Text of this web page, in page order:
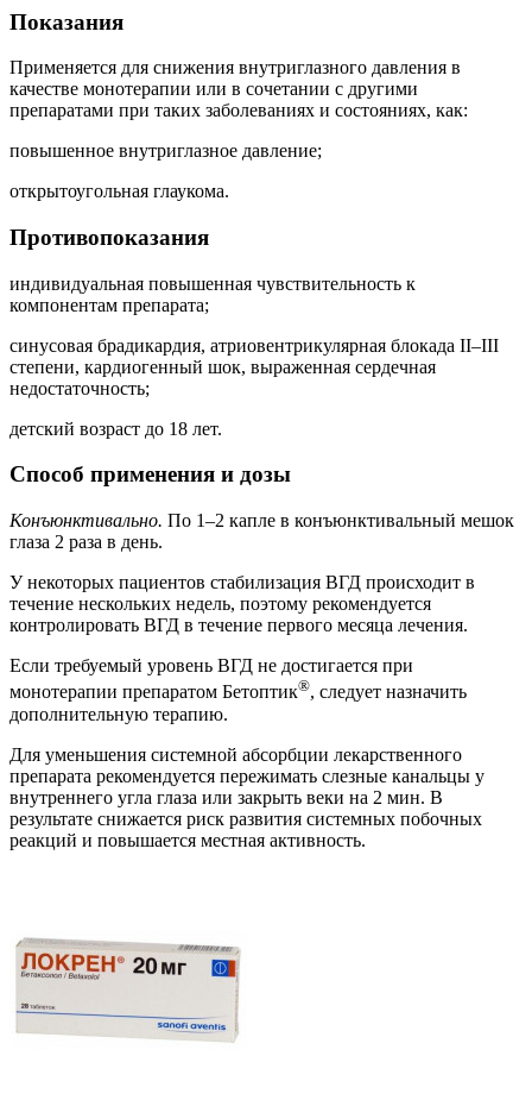
Показания
Применяется для снижения внутриглазного давления в
качестве монотерапии или в сочетании с другими
препаратами при таких заболеваниях и состояниях, как:
повышенное внутриглазное давление;
открытоугольная глаукома.
Противопоказания
индивидуальная повышенная чувствительность к
компонентам препарата;
синусовая брадикардия, атриовентрикулярная блокада II–III
степени, кардиогенный шок, выраженная сердечная
недостаточность;
детский возраст до 18 лет.
Способ применения и дозы
Конъюнктивально. По 1–2 капле в конъюнктивальный мешок
глаза 2 раза в день.
У некоторых пациентов стабилизация ВГД происходит в
течение нескольких недель, поэтому рекомендуется
контролировать ВГД в течение первого месяца лечения.
Если требуемый уровень ВГД не достигается при
монотерапии препаратом Бетоптик®, следует назначить
дополнительную терапию.
Для уменьшения системной абсорбции лекарственного
препарата рекомендуется пережимать слезные канальцы у
внутреннего угла глаза или закрыть веки на 2 мин. В
результате снижается риск развития системных побочных
реакций и повышается местная активность.